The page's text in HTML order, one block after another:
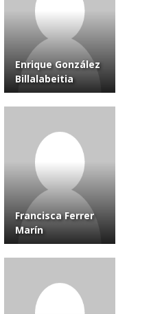
Enrique González
Billalabeitia
Francisca Ferrer
Marín